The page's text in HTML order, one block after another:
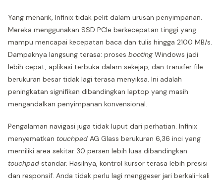
Yang menarik, Infinix tidak pelit dalam urusan penyimpanan.
Mereka menggunakan SSD PCIe berkecepatan tinggi yang
mampu mencapai kecepatan baca dan tulis hingga 2100 MB/s.
Dampaknya langsung terasa: proses booting Windows jadi
lebih cepat, aplikasi terbuka dalam sekejap, dan transfer file
berukuran besar tidak lagi terasa menyiksa. Ini adalah
peningkatan signifikan dibandingkan laptop yang masih
mengandalkan penyimpanan konvensional.
Pengalaman navigasi juga tidak luput dari perhatian. Infinix
menyematkan touchpad AG Glass berukuran 6,36 inci yang
memiliki area sekitar 30 persen lebih luas dibandingkan
touchpad standar. Hasilnya, kontrol kursor terasa lebih presisi
dan responsif. Anda tidak perlu lagi menggeser jari berkali-kali